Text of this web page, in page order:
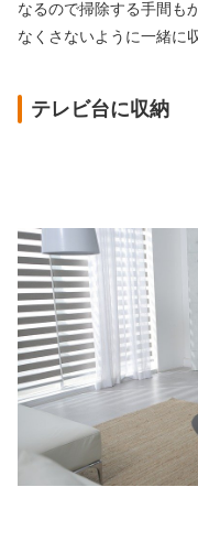
なるので掃除する手間も
なくさないように一緒に
テレビ台に収納